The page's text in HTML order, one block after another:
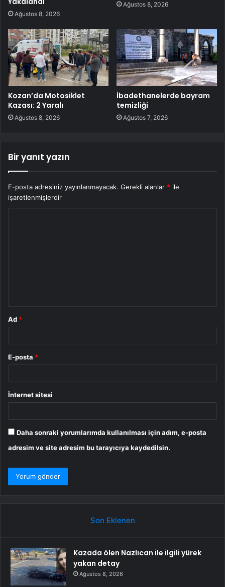
Ağustos 8, 2026
Ağustos 8, 2026
Kozan’da Motosiklet
Kazası: 2 Yaralı
Ağustos 8, 2026
İbadethanelerde bayram
temizliği
Ağustos 7, 2026
Bir yanıt yazın
E-posta adresiniz yayınlanmayacak. Gerekli alanlar * ile
işaretlenmişlerdir
Ad *
E-posta *
İnternet sitesi
Daha sonraki yorumlarımda kullanılması için adım, e-posta
adresim ve site adresim bu tarayıcıya kaydedilsin.
Son Eklenen
Kazada ölen Nazlıcan ile ilgili yürek
yakan detay
Ağustos 8, 2026